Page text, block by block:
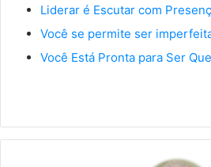
Liderar é Escutar com
Você se permite ser
Você Está Pronta para Ser